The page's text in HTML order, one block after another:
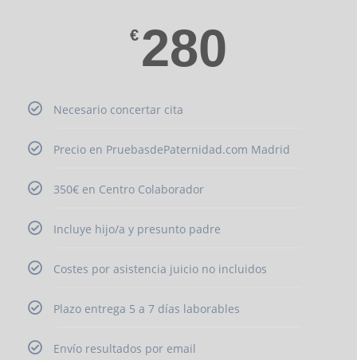
€ 280
Necesario concertar cita
Precio en PruebasdePaternidad.com Madrid
350€ en Centro Colaborador
Incluye hijo/a y presunto padre
Costes por asistencia juicio no incluidos
Plazo entrega 5 a 7 días laborables
Envío resultados por email